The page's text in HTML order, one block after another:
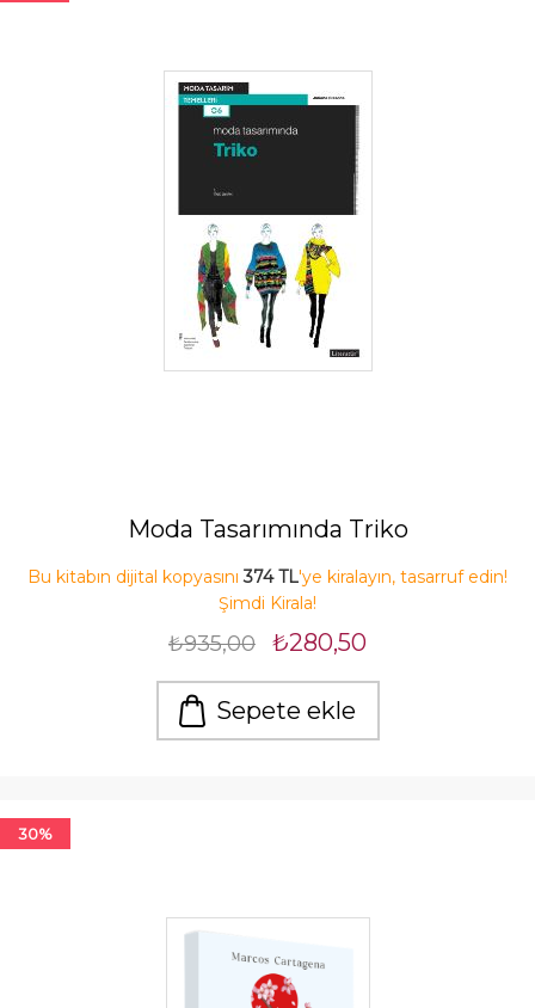
Moda Tasarımında Triko
Bu kitabın dijital kopyasını374 TL'ye kiralayın, tasarruf edin!
Şimdi Kirala!
₺935,00 ₺280,50
Sepete ekle
30%